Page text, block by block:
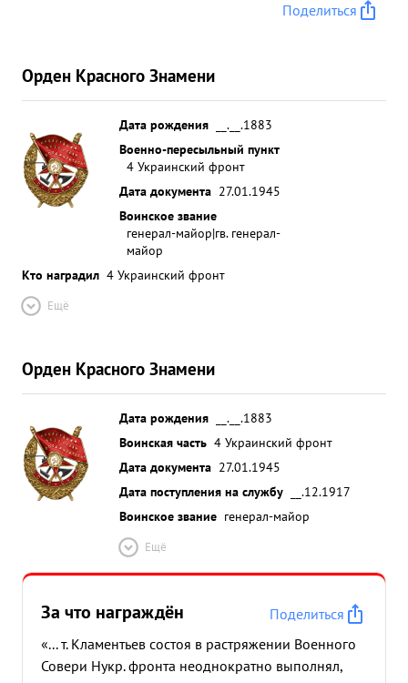
Поделиться
Орден Красного Знамени
Дата рождения
__.__.1883
Военно-пересыльный пункт
4 Украинский фронт
Дата документа 27.01.1945
Воинское звание
генерал-майор|гв. генерал-
майор
Кто наградил 4 Украинский фронт
Ещё
Орден Красного Знамени
Дата рождения
__.__.1883
Воинская часть 4 Украинский фронт
Дата документа 27.01.1945
Дата поступления на службу
__.12.1917
Воинское звание генерал-майор
Ещё
За что награждён
Поделиться
«... т. Кламентьев состоя в растряжении Военного
Совери Нукр. фронта неоднократно выполнял,